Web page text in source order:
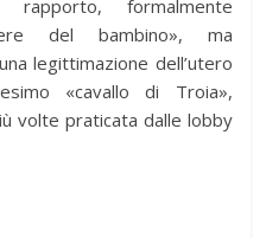
rapporto, formalmente
del bambino», ma
legittimazione dell’utero
«cavallo di Troia»,
volte praticata dalle lobby